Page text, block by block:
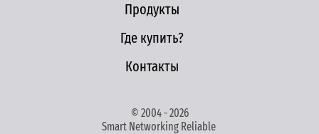
Продукты
Где купить?
Контакты
© 2004 - 2026
Smart Networking Reliable